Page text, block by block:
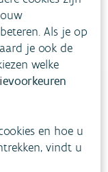
Als je op
je ook de
welke
en hoe u
vindt u